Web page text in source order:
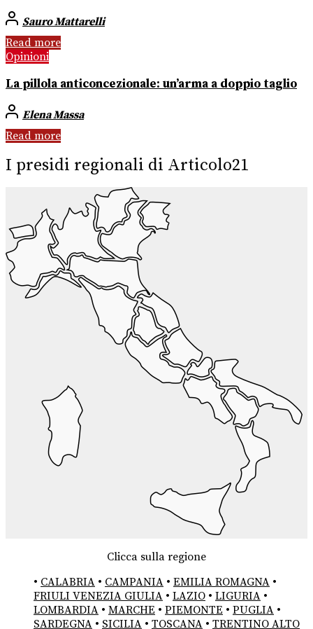
Sauro Mattarelli
Read more
Opinioni
La pillola anticoncezionale: un’arma a doppio taglio
Elena Massa
Read more
I presidi regionali di Articolo21
Clicca sulla regione
• CALABRIA • CAMPANIA • EMILIA ROMAGNA •
FRIULI VENEZIA GIULIA • LAZIO • LIGURIA •
LOMBARDIA • MARCHE • PIEMONTE • PUGLIA •
SARDEGNA • SICILIA • TOSCANA • TRENTINO ALTO